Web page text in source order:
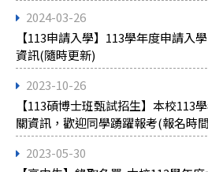
2024-03-26
【113申請入學】113學年度申請入
資訊(隨時更新)
2023-10-26
【113碩博士班甄試招生】本校113
關資訊，歡迎同學踴躍報考(報名時
2023-05-30